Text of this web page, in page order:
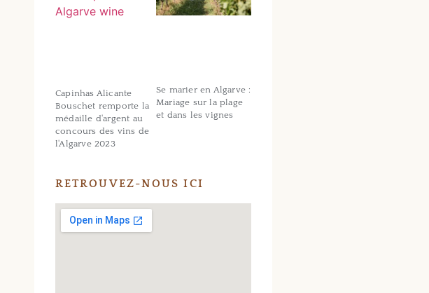
Capinhas Alicante
Bouschet remporte la
médaille d'argent au
concours des vins de
l'Algarve 2023
Se marier en Algarve :
Mariage sur la plage
et dans les vignes
RETROUVEZ-NOUS ICI